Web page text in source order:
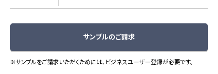
サンプルのご請求
※サンプルをご請求いただくためには、ビジネスユーザー登録が必要です。